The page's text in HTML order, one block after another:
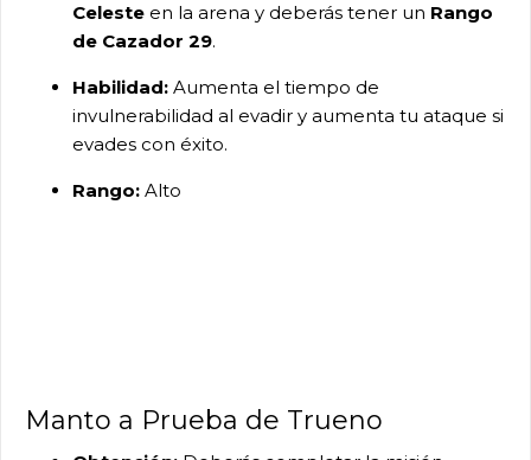
Celeste en la arena y deberás tener un Rango
de Cazador 29.
Habilidad: Aumenta el tiempo de
invulnerabilidad al evadir y aumenta tu ataque si
evades con éxito.
Rango: Alto
Manto a Prueba de Trueno